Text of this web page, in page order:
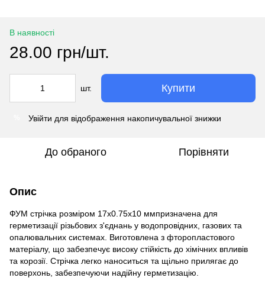
В наявності
28.00 грн/шт.
шт. Купити
Увійти для відображення накопичувальної знижки
До обраного Порівняти
Опис
ФУМ стрічка розміром 17х0.75х10 ммпризначена для
герметизації різьбових з'єднань у водопровідних, газових та
опалювальних системах. Виготовлена з фторопластового
матеріалу, що забезпечує високу стійкість до хімічних впливів
та корозії. Стрічка легко наноситься та щільно прилягає до
поверхонь, забезпечуючи надійну герметизацію.